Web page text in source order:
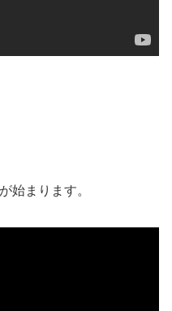
始まります。